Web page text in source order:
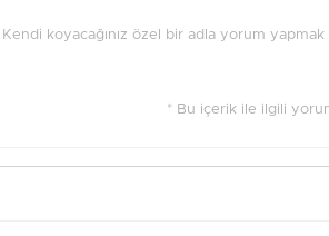
Kendi koyacağınız özel bir adla yorum
* Bu içerik ile ilgili